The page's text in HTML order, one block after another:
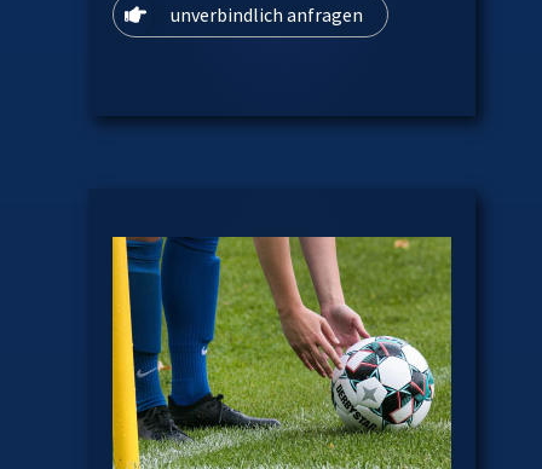
unverbindlich anfragen